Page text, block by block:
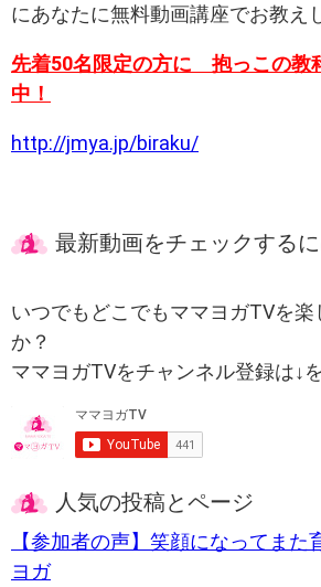
にあなたに無料動画講座でお教え
先着50名限定の方に 抱っこの教
中！
http://jmya.jp/biraku/
最新動画をチェックするに
いつでもどこでもママヨガTVを楽
か？
ママヨガTVをチャンネル登録は↓
人気の投稿とページ
【参加者の声】笑顔になってまた
ヨガ